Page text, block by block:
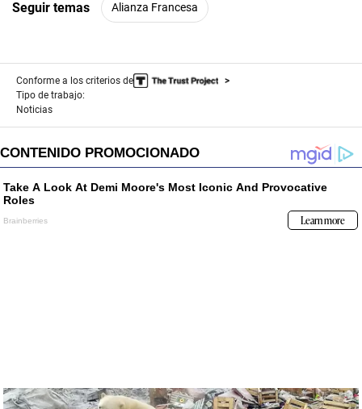
Seguir temas Alianza Francesa
Conforme a los criterios de
Tipo de trabajo:
Noticias